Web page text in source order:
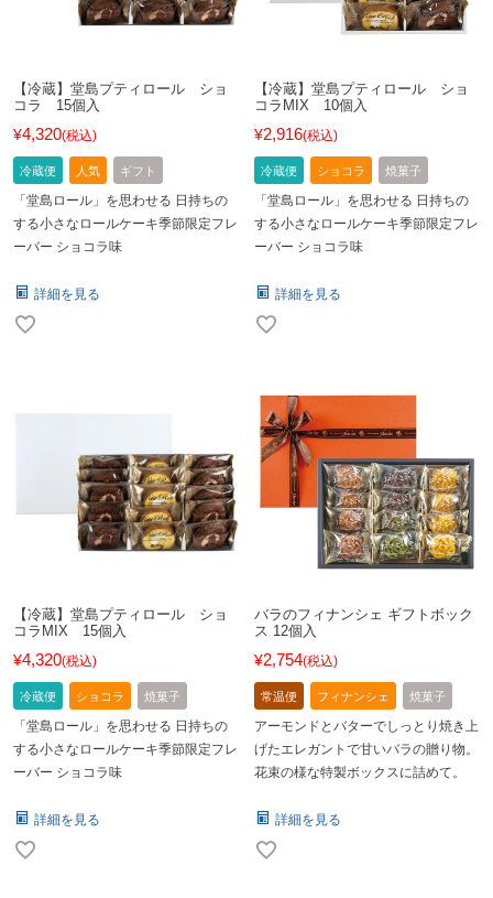
【冷蔵】堂島プティロール ショ
コラ 15個入
¥4,320 税込
冷蔵便 人気 ギフト
「堂島ロール」を思わせる 日持ちの
する小さなロールケーキ季節限定フレ
ーバー ショコラ味
詳細を見る
【冷蔵】堂島プティロール ショ
コラMIX 10個入
¥2,916 税込
冷蔵便 ショコラ 焼菓子
「堂島ロール」を思わせる 日持ちの
する小さなロールケーキ季節限定フレ
ーバー ショコラ味
詳細を見る
【冷蔵】堂島プティロール ショ
コラMIX 15個入
¥4,320 税込
冷蔵便 ショコラ 焼菓子
「堂島ロール」を思わせる 日持ちの
する小さなロールケーキ季節限定フレ
ーバー ショコラ味
詳細を見る
バラのフィナンシェ ギフトボック
ス 12個入
¥2,754 税込
常温便 フィナンシェ 焼菓子
アーモンドとバターでしっとり焼き上
げたエレガントで甘いバラの贈り物。
花束の様な特製ボックスに詰めて。
詳細を見る